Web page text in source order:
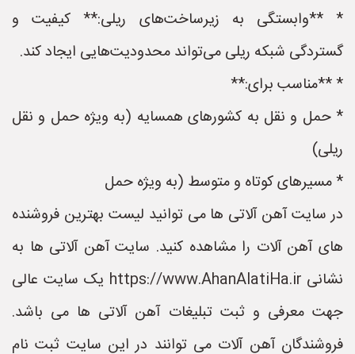
* **وابستگی به زیرساخت‌های ریلی:** کیفیت و
گستردگی شبکه ریلی می‌تواند محدودیت‌هایی ایجاد کند.
* **مناسب برای:**
* حمل و نقل به کشورهای همسایه (به ویژه حمل و نقل
ریلی)
* مسیرهای کوتاه و متوسط (به ویژه حمل
در سایت آهن آلاتی ها می توانید لیست بهترین فروشنده
های آهن آلات را مشاهده کنید. سایت آهن آلاتی ها به
نشانی https://www.AhanAlatiHa.ir یک سایت عالی
جهت معرفی و ثبت تبلیغات آهن آلاتی ها می باشد.
فروشندگان آهن آلات می توانند در این سایت ثبت نام